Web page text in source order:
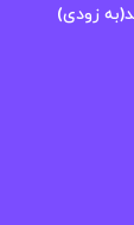
زودی)